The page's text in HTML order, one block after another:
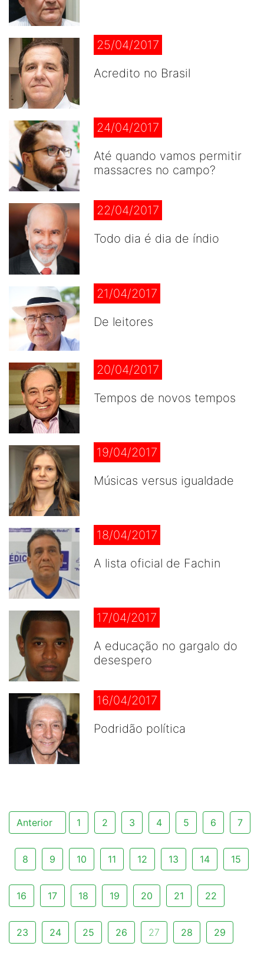
25/04/2017
Acredito no Brasil
24/04/2017
Até quando vamos permitir
massacres no campo?
22/04/2017
Todo dia é dia de índio
21/04/2017
De leitores
20/04/2017
Tempos de novos tempos
19/04/2017
Músicas versus igualdade
18/04/2017
A lista oficial de Fachin
17/04/2017
A educação no gargalo do
desespero
16/04/2017
Podridão política
Anterior 1 2 3 4 5 6 7
8 9 10 11 12 13 14 15
16 17 18 19 20 21 22
23 24 25 26 27 28 29